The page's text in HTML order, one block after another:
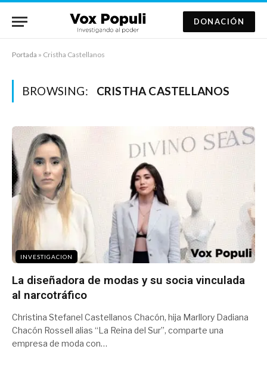
DONACIÓN
Portada » Cristha Castellanos
BROWSING: CRISTHA CASTELLANOS
INVESTIGACION
La diseñadora de modas y su socia vinculada
al narcotráfico
Christina Stefanel Castellanos Chacón, hija Marllory Dadiana
Chacón Rossell alias “La Reina del Sur”, comparte una
empresa de moda con…